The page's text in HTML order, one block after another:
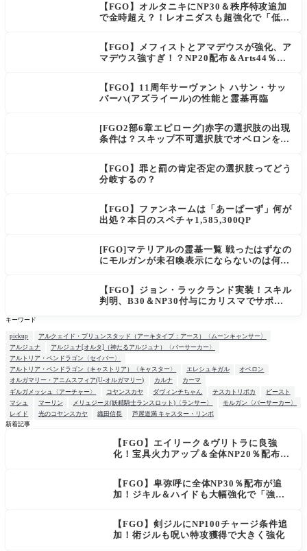
【FGO】オルタニキにNP30＆秩序特攻追加
で金時超え？！レオニダスも超強化で「低レ
【FGO】メフィストとアマデウスが強化、ア
マデウス強すぎ！？NP20配布＆Arts44％強
【FGO】11周年サーヴァント ハサン・サッ
バーハ(アズライール)の性能と霊基再臨
[FGO2部6章エピローグ]赤字の選択肢の出現
条件は？スキップ不可選択肢でオベロンを疑
【FGO】罪と罰の肯定否定の選択肢ってどう
分岐するの？
【FGO】ファンネームは「あーぱーず」何が
出処？本日のスペチャ1,585,300QP
[FGO]マテリアルの霊基一覧 戦ったはずなの
にモルガンが未召喚表示にならないのは何
【FGO】ジョン・ラックランド実装！スキル
判明、B30＆NP30付与にカリスマでサポ性
キーワード
pickup
アルクェイド・ブリュンスタッド（アーキタイプ：アース）〈ムーンキャンサー〉
アルジュナ
アルジュナ[オルタ]（神たるアルジュナ）〈バーサーカー〉
アルトリア・ペンドラゴン〈セイバー〉
アルトリア・ペンドラゴン（キャストリア）〈キャスター〉
エレシュキガル
オベロン
オルガマリー・アニムスフィア(U-オルガマリー)
カルナ
カーマ
ギルガメッシュ〈アーチャー〉
コヤンスカヤ ダヴィンチちゃん テスカトリポカ
ビースト
マシュ
マーリン メリュジーヌ(妖精騎士ランスロット)〈ランサー〉
モルガン〈バーサーカー〉
レイド
光のコヤンスカヤ 織田信長
芦屋道満 キャスター・リンボ
新着記事
【FGO】エイリーク＆ヴリトラに良強
化！宝具火力アップ＆全体NP20％配布で
【FGO】卑弥呼に全体NP30％配布が追
加！ジキル＆ハイドも大幅強化で「強す
【FGO】剣ジルにNP100チャージ条件追
加！術ジルも呪い特攻獲得で大きく強化